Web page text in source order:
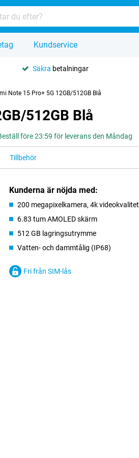
Kundservice
Säkra betalningar
Note 15 Pro+ 5G 12GB/512GB Blå
512GB Blå
före 23:59 för leverans den Måndag
Tillbehör
Kunderna är nöjda med:
200 megapixelkamera, 4k videokvalitet
6.83 tum AMOLED skärm
512 GB lagringsutrymme
Vatten- och dammtålig (IP68)
Fri från SIM-lås